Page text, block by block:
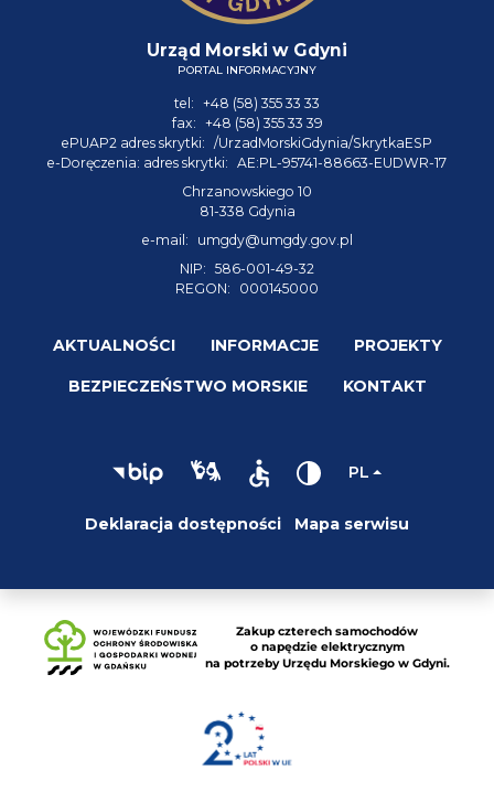
Urząd Morski w Gdyni
PORTAL INFORMACYJNY
tel: +48 (58) 355 33 33
fax: +48 (58) 355 33 39
ePUAP2 adres skrytki: /UrzadMorskiGdynia/SkrytkaESP
e-Doręczenia: adres skrytki: AE:PL-95741-88663-EUDWR-17
Chrzanowskiego 10
81-338 Gdynia
e-mail:
umgdy@umgdy.gov.pl
NIP: 586-001-49-32
REGON:
000145000
AKTUALNOŚCI INFORMACJE PROJEKTY
BEZPIECZEŃSTWO MORSKIE KONTAKT
PL
Deklaracja dostępności Mapa serwisu